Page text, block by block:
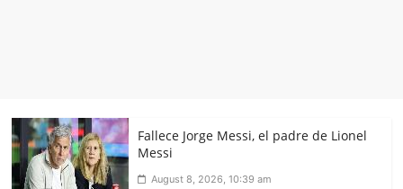
Fallece Jorge Messi, el padre de Lionel
Messi
August 8, 2026, 10:39 am